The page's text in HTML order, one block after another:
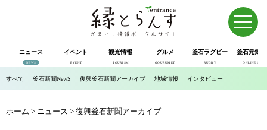
ニュース
NEWS
イベント
EVENT
観光情報
TOURISM
グルメ
GOURUMET
釜石ラグビー
RUGBY
釜石元気
ONLINE SHOP
すべて 釜石新聞NewS 復興釜石新聞アーカイブ 地域情報 インタビュー
ホーム > ニュース > 復興釜石新聞アーカイブ